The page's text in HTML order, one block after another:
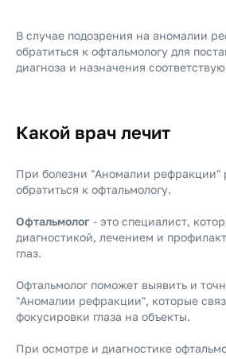
В случае подозрения на аномалии
обратиться к офтальмологу для
диагноза и назначения
Какой врач лечит
При болезни "Аномалии рефракции"
обратиться к офтальмологу.
Офтальмолог - это специалист,
диагностикой, лечением и
глаз.
Офтальмолог поможет выявить и
"Аномалии рефракции", которые
фокусировки глаза на объекты.
При осмотре и диагностике